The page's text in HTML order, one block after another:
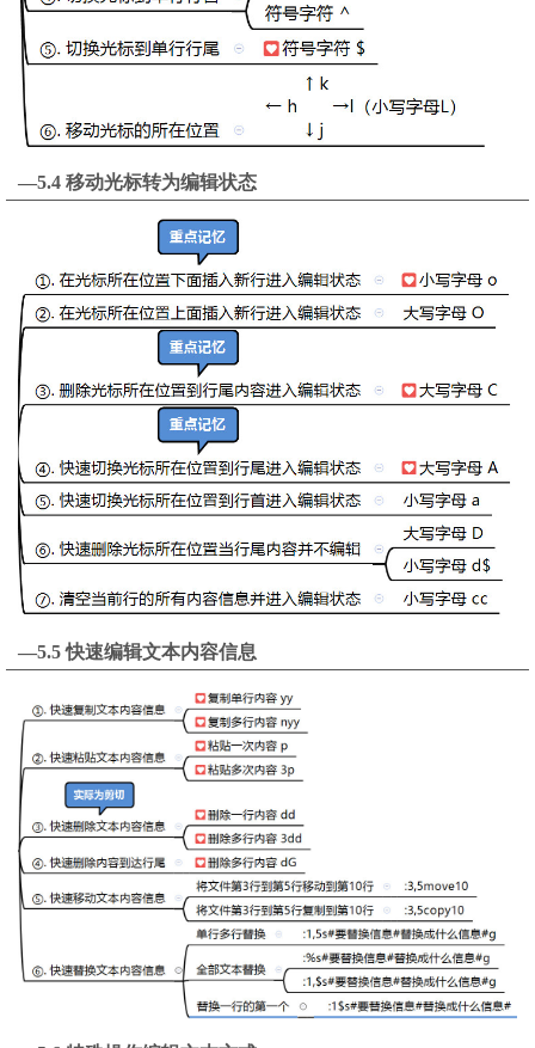
—5.4 移动光标转为编辑状态
—5.5 快速编辑文本内容信息